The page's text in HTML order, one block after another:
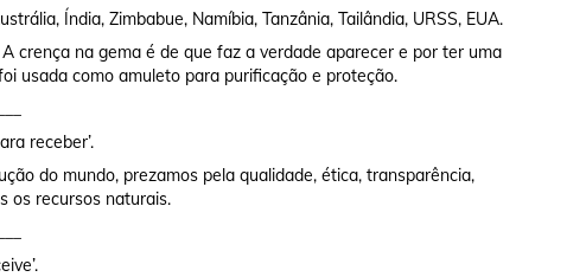
Índia, Zimbabue, Namíbia, Tanzânia, Tailândia, URSS, EUA.
crença na gema é de que faz a verdade aparecer e por ter uma
usada como amuleto para purificação e proteção.
receber’.
do mundo, prezamos pela qualidade, ética, transparência,
os recursos naturais.